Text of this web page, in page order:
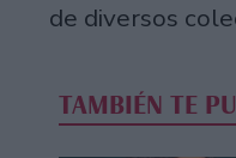
de diversos
TAMBIÉN TE